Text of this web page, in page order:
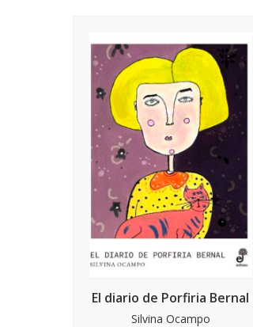
El diario de Porfiria Bernal
Silvina Ocampo